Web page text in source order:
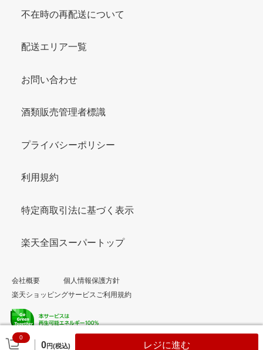
0
0円(税込) レジに進む
不在時の再配送について
配送エリア一覧
お問い合わせ
酒類販売管理者標識
プライバシーポリシー
利用規約
特定商取引法に基づく表示
楽天全国スーパートップ
会社概要
個人情報保護方針
楽天ショッピングサービスご利用規約
© Rakuten Group, Inc.